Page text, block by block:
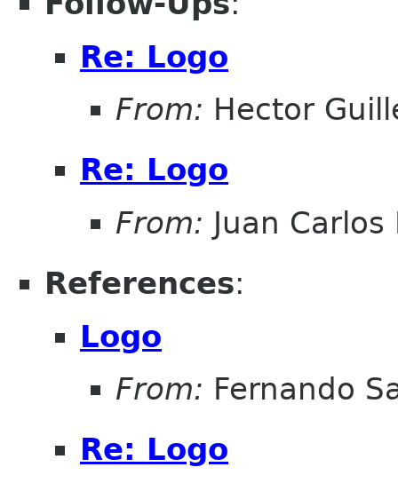
Re: Logo
From: Hector
Re: Logo
From: Juan
References:
Logo
From: Fernando
Re: Logo